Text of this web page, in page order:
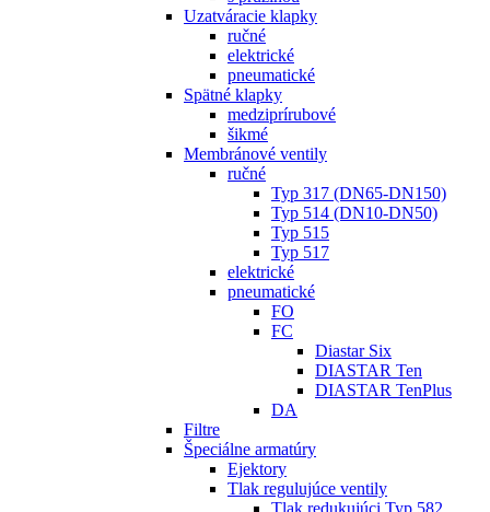
Uzatváracie klapky
ručné
elektrické
pneumatické
Spätné klapky
medziprírubové
šikmé
Membránové ventily
ručné
Typ 317 (DN65-DN150)
Typ 514 (DN10-DN50)
Typ 515
Typ 517
elektrické
pneumatické
FO
FC
Diastar Six
DIASTAR Ten
DIASTAR TenPlus
DA
Filtre
Špeciálne armatúry
Ejektory
Tlak regulujúce ventily
Tlak redukujúci Typ 582